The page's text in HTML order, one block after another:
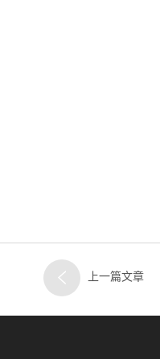
上一篇文章